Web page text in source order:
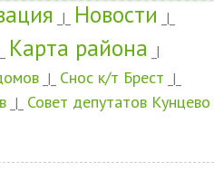
_|_ Новости _|_
Карта района _|
_|_ Снос к/т Брест _|_
_|_ Совет депутатов Кунцево